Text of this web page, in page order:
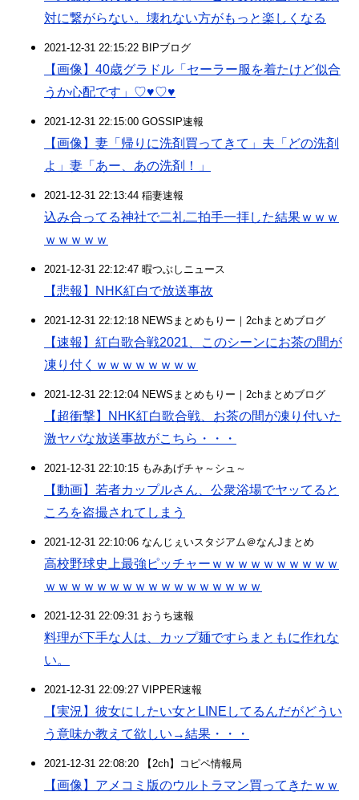
対に繋がらない。壊れない方がもっと楽しくなる
2021-12-31 22:15:22 BIPブログ
【画像】40歳グラドル「セーラー服を着たけど似合
うか心配です」♡♥♡♥
2021-12-31 22:15:00 GOSSIP速報
【画像】妻「帰りに洗剤買ってきて」夫「どの洗剤
よ」妻「あー、あの洗剤！」
2021-12-31 22:13:44 稲妻速報
込み合ってる神社で二礼二拍手一拝した結果ｗｗｗ
ｗｗｗｗｗ
2021-12-31 22:12:47 暇つぶしニュース
【悲報】NHK紅白で放送事故
2021-12-31 22:12:18 NEWSまとめもりー｜2chまとめブログ
【速報】紅白歌合戦2021、このシーンにお茶の間が
凍り付くｗｗｗｗｗｗｗｗ
2021-12-31 22:12:04 NEWSまとめもりー｜2chまとめブログ
【超衝撃】NHK紅白歌合戦、お茶の間が凍り付いた
激ヤバな放送事故がこちら・・・
2021-12-31 22:10:15 もみあげチャ～シュ～
【動画】若者カップルさん、公衆浴場でヤッてると
ころを盗撮されてしまう
2021-12-31 22:10:06 なんじぇいスタジアム＠なんJまとめ
高校野球史上最強ピッチャーｗｗｗｗｗｗｗｗｗｗ
ｗｗｗｗｗｗｗｗｗｗｗｗｗｗｗｗｗ
2021-12-31 22:09:31 おうち速報
料理が下手な人は、カップ麺ですらまともに作れな
い。
2021-12-31 22:09:27 VIPPER速報
【実況】彼女にしたい女とLINEしてるんだがどうい
う意味か教えて欲しい→結果・・・
2021-12-31 22:08:20 【2ch】コピペ情報局
【画像】アメコミ版のウルトラマン買ってきたｗｗ